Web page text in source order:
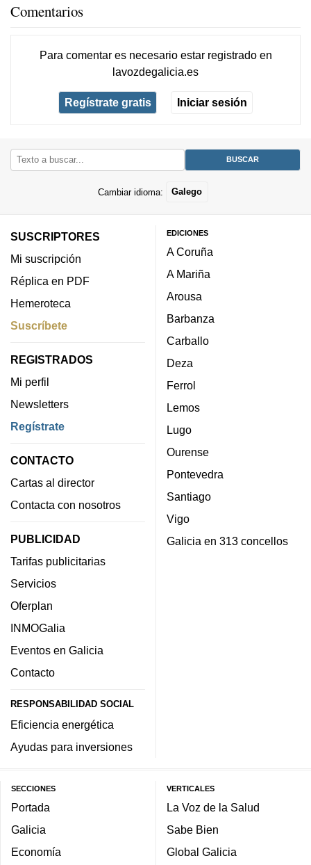
Comentarios
Para comentar es necesario estar registradoen
lavozdegalicia.es
Regístrate gratis Iniciar sesión
Cambiar idioma: Galego
SUSCRIPTORES
Mi suscripción
Réplica en PDF
Hemeroteca
Suscríbete
REGISTRADOS
Mi perfil
Newsletters
Regístrate
CONTACTO
Cartas al director
Contacta con nosotros
PUBLICIDAD
Tarifas publicitarias
Servicios
Oferplan
INMOGalia
Eventos en Galicia
Contacto
RESPONSABILIDAD SOCIAL
Eficiencia energética
Ayudas para inversiones
EDICIONES
A Coruña
A Mariña
Arousa
Barbanza
Carballo
Deza
Ferrol
Lemos
Lugo
Ourense
Pontevedra
Santiago
Vigo
Galicia en 313 concellos
SECCIONES
Portada
Galicia
Economía
VERTICALES
La Voz de la Salud
Sabe Bien
Global Galicia